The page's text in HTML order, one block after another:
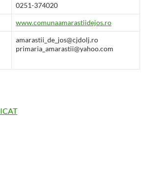
0251-374020
www.comunaamarastiidejos.ro
amarastii_de_jos@cjdolj.ro
primaria_amarastii@yahoo.com